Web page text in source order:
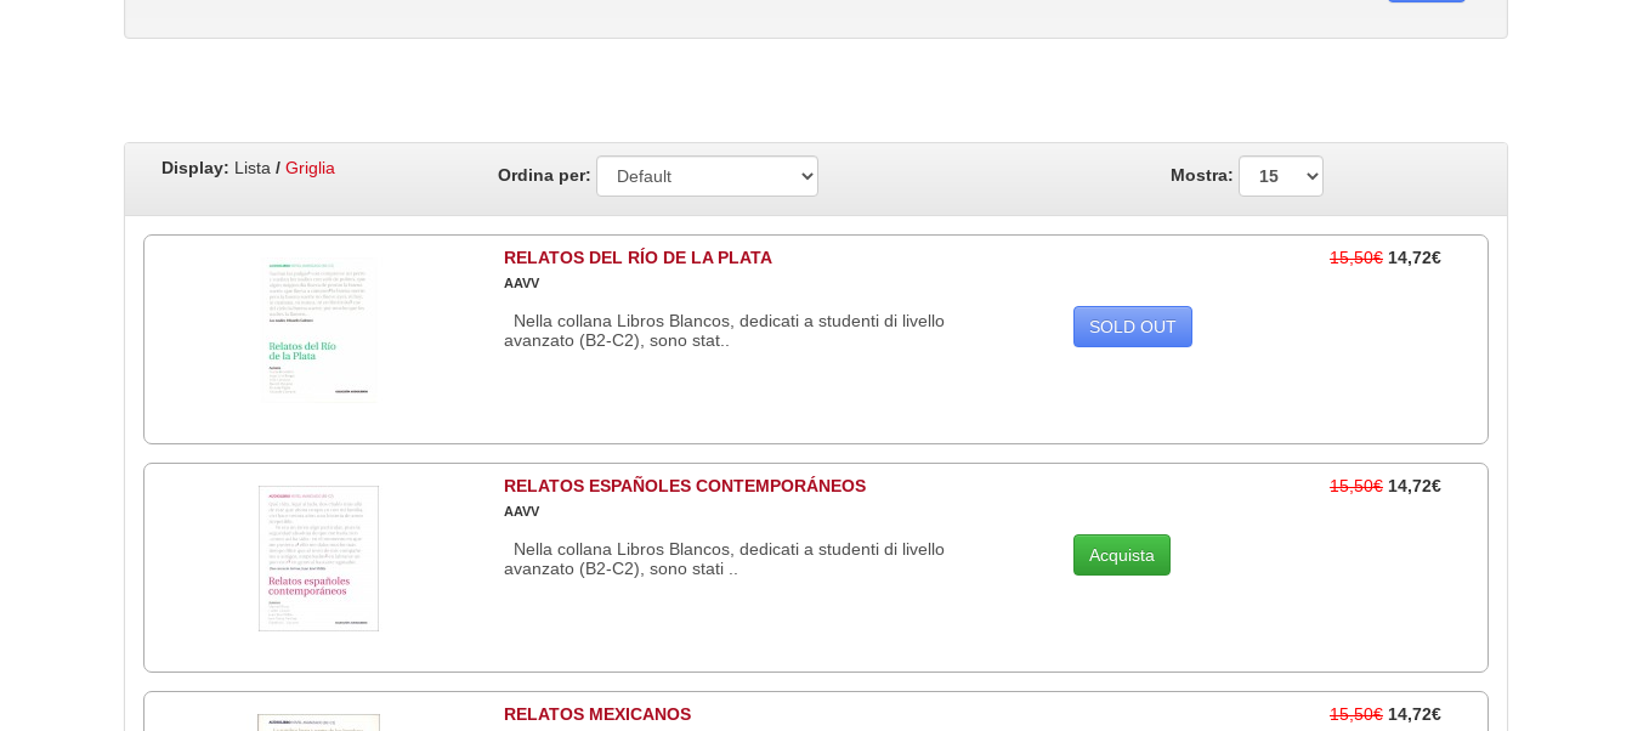
Display: Lista / Griglia Ordina per: Mostra:
RELATOS DEL RÍO DE LA PLATA
AAVV
Nella collana Libros Blancos, dedicati a studenti di livello
avanzato (B2-C2), sono stat..
15,50€ 14,72€
SOLD OUT
RELATOS ESPAÑOLES CONTEMPORÁNEOS
AAVV
Nella collana Libros Blancos, dedicati a studenti di livello
avanzato (B2-C2), sono stati ..
15,50€ 14,72€
Acquista
RELATOS MEXICANOS 15,50€ 14,72€